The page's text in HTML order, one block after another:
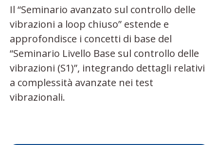
Il “Seminario avanzato sul controllo delle
vibrazioni a loop chiuso” estende e
approfondisce i concetti di base del
“Seminario Livello Base sul controllo delle
vibrazioni (S1)”, integrando dettagli relativi
a complessità avanzate nei test
vibrazionali.